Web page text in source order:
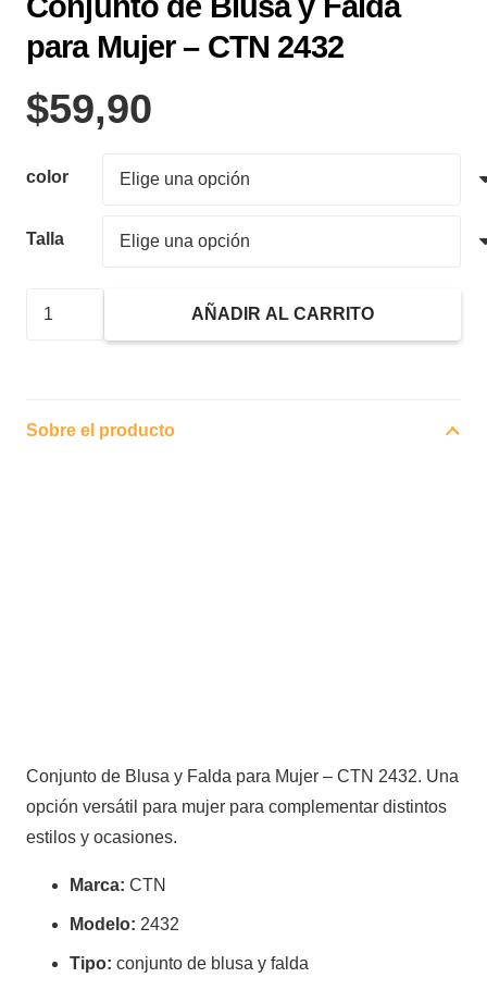
para Mujer – CTN 2432
$59,90
color
Talla
Falda
AÑADIR AL CARRITO
Sobre el producto
Conjunto de Blusa y Falda para Mujer – CTN 2432. Una
opción versátil para mujer para complementar distintos
estilos y ocasiones.
Marca: CTN
Modelo: 2432
Tipo: conjunto de blusa y falda